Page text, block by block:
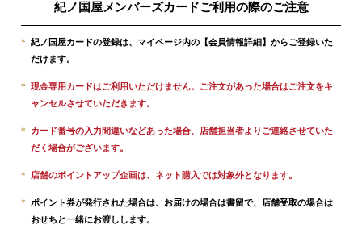
紀ノ国屋メンバーズカードご利用の際のご注意
* 紀ノ国屋カードの登録は、マイページ内の 【会員情報詳細】 からご登録いた
だけます。
*
現金専用カードはご利用いただけません。ご注文があった場合はご注文をキ
ャンセルさせていただきます。
*
カード番号の入力間違いなどあった場合、店舗担当者よりご連絡させていた
だく場合がございます。
* 店舗のポイントアップ企画は、ネット購入では対象外となります。
*
ポイント券が発行された場合は、お届けの場合は書留で、店舗受取の場合は
おせちと一緒にお渡しします。